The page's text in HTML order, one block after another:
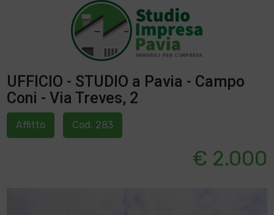
UFFICIO - STUDIO a Pavia - Campo
Coni - Via Treves, 2
Affitto Cod. 283
€ 2.000